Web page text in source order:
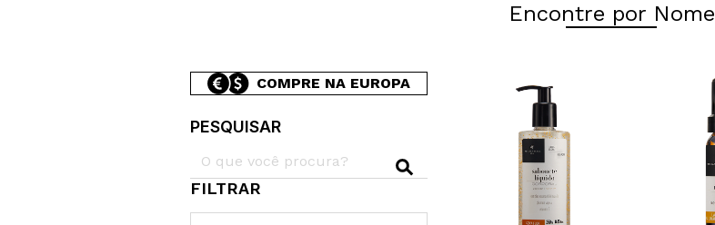
Encontre por Nome
COMPRE NA EUROPA
PESQUISAR
FILTRAR